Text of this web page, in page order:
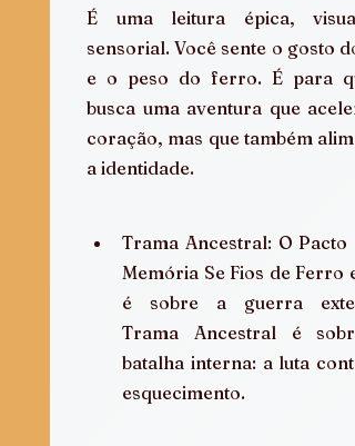
É uma leitura épica,
sensorial. Você sente o gosto
e o peso do ferro. É para
busca uma aventura que
coração, mas que também
a identidade.
Trama Ancestral: O Pacto
Memória Se Fios de Ferro e
é sobre a guerra
Trama Ancestral é
batalha interna: a luta
esquecimento.